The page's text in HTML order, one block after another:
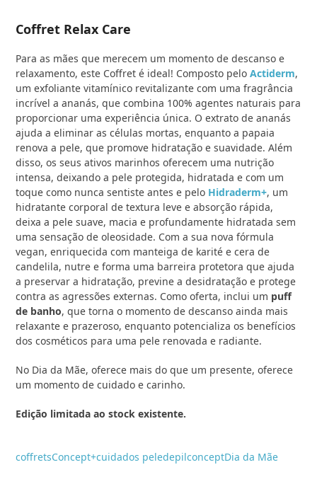
Coffret Relax Care
Para as mães que merecem um momento de descanso e
relaxamento, este Coffret é ideal! Composto peloActiderm,
um exfoliante vitamínico revitalizante com uma fragrância
incrível a ananás, que combina 100% agentes naturais para
proporcionar uma experiência única. O extrato de ananás
ajuda a eliminar as células mortas, enquanto a papaia
renova a pele, que promove hidratação e suavidade. Além
disso, os seus ativos marinhos oferecem uma nutrição
intensa, deixando a pele protegida, hidratada e com um
toque como nunca sentiste antes e pelo Hidraderm+, um
hidratante corporal de textura leve e absorção rápida,
deixa a pele suave, macia e profundamente hidratada sem
uma sensação de oleosidade. Com a sua nova fórmula
vegan, enriquecida com manteiga de karité e cera de
candelila, nutre e forma uma barreira protetora que ajuda
a preservar a hidratação, previne a desidratação e protege
contra as agressões externas. Como oferta, inclui um puff
de banho, que torna o momento de descanso ainda mais
relaxante e prazeroso, enquanto potencializa os benefícios
dos cosméticos para uma pele renovada e radiante.
No Dia da Mãe, oferece mais do que um presente, oferece
um momento de cuidado e carinho.
Edição limitada ao stock existente.
coffretsConcept+cuidados peledepilconceptDia da Mãe